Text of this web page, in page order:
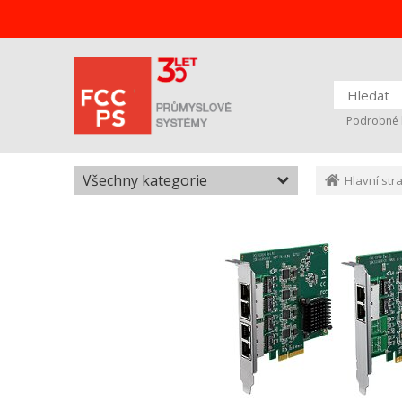
Podrobné
Všechny kategorie Hlavní